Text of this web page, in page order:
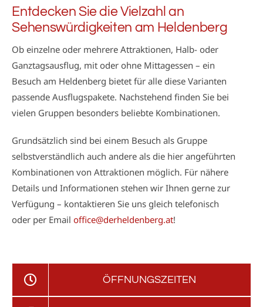
Entdecken Sie die Vielzahl an
Sehenswürdigkeiten am Heldenberg
Ob einzelne oder mehrere Attraktionen, Halb- oder
Ganztagsausflug, mit oder ohne Mittagessen – ein
Besuch am Heldenberg bietet für alle diese Varianten
passende Ausflugspakete. Nachstehend finden Sie bei
vielen Gruppen besonders beliebte Kombinationen.
Grundsätzlich sind bei einem Besuch als Gruppe
selbstverständlich auch andere als die hier angeführten
Kombinationen von Attraktionen möglich. Für nähere
Details und Informationen stehen wir Ihnen gerne zur
Verfügung – kontaktieren Sie uns gleich telefonisch
oder per Emailoffice@derheldenberg.at!
ÖFFNUNGSZEITEN